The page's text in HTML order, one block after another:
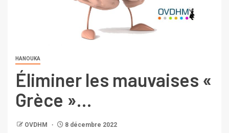
HANOUKA
Éliminer les mauvaises «
Grèce »…
OVDHM 8 décembre 2022